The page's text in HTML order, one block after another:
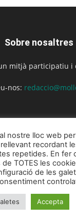
Sobre nosaltres
mitjà participatiu i
nos:
Agenda Opinió
© Mollet Viu
nostre lloc web
recordant
repetides. En fer
TOTES les
de les
Accepta